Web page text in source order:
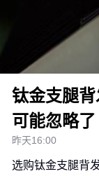
钛金支腿
可能忽略了
昨天16:00
选购钛金支腿背